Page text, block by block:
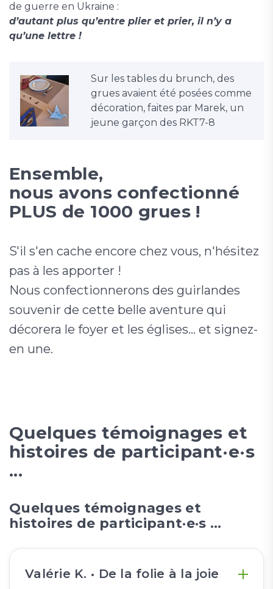
de guerre en Ukraine :
d’autant plus qu’entre plier et prier, il n’y a
qu’une lettre !
Sur les tables du brunch, des
grues avaient été posées comme
décoration, faites par Marek, un
jeune garçon des RKT7-8
Ensemble,
nous avons confectionné
PLUS de 1000 grues !
S'il s'en cache encore chez vous, n'hésitez
pas à les apporter !
Nous confectionnerons des guirlandes
souvenir de cette belle aventure qui
décorera le foyer et les églises... et signez-
en une.
Quelques témoignages et
histoires de participant·e·s
...
Quelques témoignages et
histoires de participant·e·s ...
Valérie K. • De la folie à la joie